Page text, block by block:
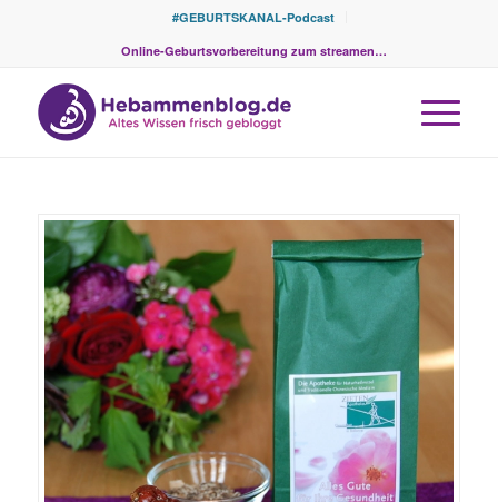
#GEBURTSKANAL-Podcast
Online-Geburtsvorbereitung zum streamen…